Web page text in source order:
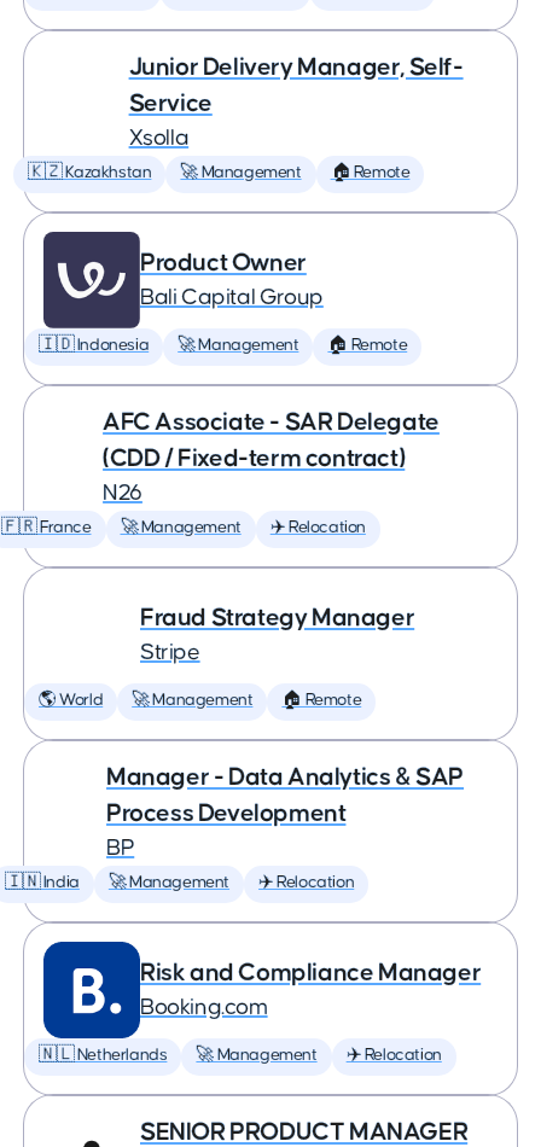
Junior Delivery Manager, Self-
Service
Xsolla
🇰🇿 Kazakhstan 🚀 Management 🏠 Remote
Product Owner
Bali Capital Group
🇮🇩 Indonesia 🚀 Management 🏠 Remote
AFC Associate - SAR Delegate
(CDD / Fixed-term contract)
N26
🇫🇷 France 🚀 Management ✈️ Relocation
Fraud Strategy Manager
Stripe
🌎 World 🚀 Management 🏠 Remote
Manager - Data Analytics & SAP
Process Development
BP
🇮🇳 India 🚀 Management ✈️ Relocation
Risk and Compliance Manager
Booking.com
🇳🇱 Netherlands 🚀 Management ✈️ Relocation
SENIOR PRODUCT MANAGER